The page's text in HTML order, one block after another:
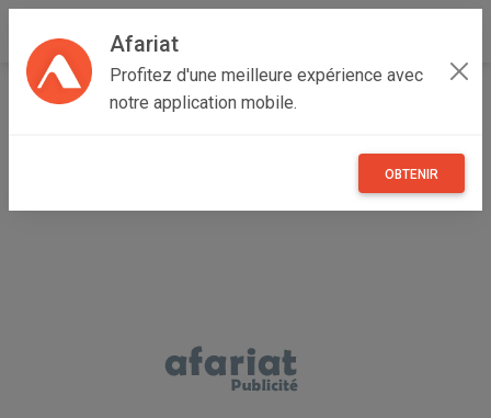
Afariat
Profitez d'une meilleure expérience avec
notre application mobile.
OBTENIR
Accueil Recherche Oasis - Sahara